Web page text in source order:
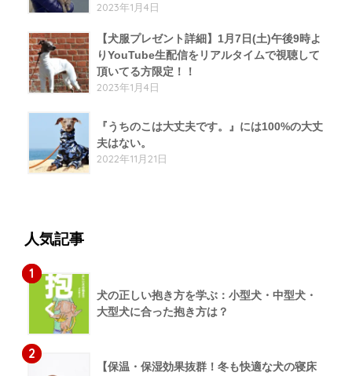
2023年1月4日
【犬服プレゼント詳細】1月7日(土)午後9時よ
りYouTube生配信をリアルタイムで視聴して
頂いてる方限定！！
2023年1月4日
『うちのこは大丈夫です。』には100%の大丈
夫はない。
2022年11月21日
人気記事
1
犬の正しい抱き方を学ぶ：小型犬・中型犬・
大型犬に合った抱き方は？
2
【保温・保湿効果抜群！冬も快適な犬の寝床